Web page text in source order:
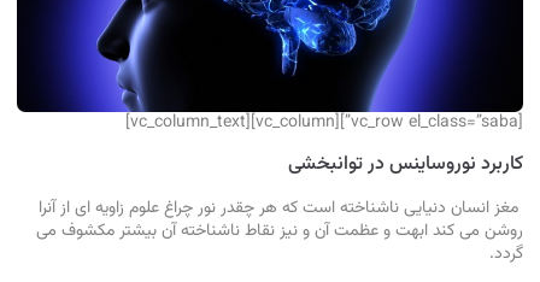
[vc_row el_class=”saba”][vc_column][vc_column_text]
کاربرد نوروساینس در توانبخشی
مغز انسان دنیایی ناشناخته است که هر چقدر نور چراغ علوم زاویه ای از آنرا
روشن می کند ابهت و عظمت آن و نیز نقاط ناشناخته آن بیشتر مکشوف می
گردد.